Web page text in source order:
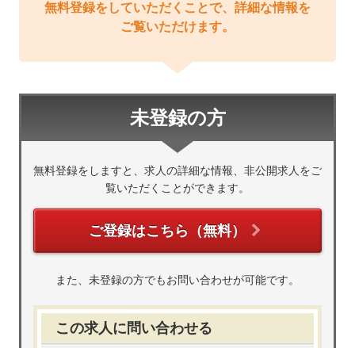
無料登録をしていただくことで、詳細な情報を
ご覧いただけます。
未登録の方
無料登録をしますと、求人の詳細な情報、非公開求人をご
覧いただくことができます。
ご登録はこちら（無料）
また、未登録の方でもお問い合わせが可能です。
この求人に問い合わせる